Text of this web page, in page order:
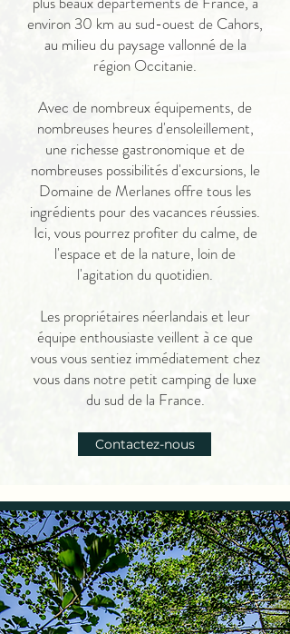
environ 30 km au sud-ouest de Cahors,
au milieu du paysage vallonné de la
région Occitanie.
Avec de nombreux équipements, de
nombreuses heures d'ensoleillement,
une richesse gastronomique et de
nombreuses possibilités d'excursions, le
Domaine de Merlanes offre tous les
ingrédients pour des vacances réussies.
Ici, vous pourrez profiter du calme, de
l'espace et de la nature, loin de
l'agitation du quotidien.
Les propriétaires néerlandais et leur
équipe enthousiaste veillent à ce que
vous vous sentiez immédiatement chez
vous dans notre petit camping de luxe
du sud de la France.
Contactez-nous